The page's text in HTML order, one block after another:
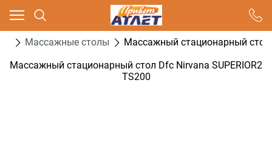
Массажные столы
Массажный стационарный стол
Массажный стационарный стол Dfc Nirvana SUPERIOR2
TS200
Ваш город - Москва,
угадали?
ДА НЕТ